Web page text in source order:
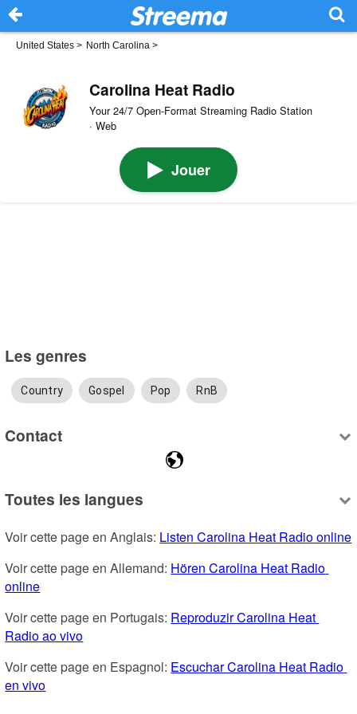
United States > North Carolina >
Carolina Heat Radio
Your 24/7 Open-Format Streaming Radio Station
· Web
Jouer
Les genres
Country Gospel Pop RnB
Contact
Toutes les langues
Voir cette page en Anglais: Listen Carolina Heat Radio online
Voir cette page en Allemand: Hören Carolina Heat Radio
online
Voir cette page en Portugais: Reproduzir Carolina Heat
Radio ao vivo
Voir cette page en Espagnol: Escuchar Carolina Heat Radio
en vivo